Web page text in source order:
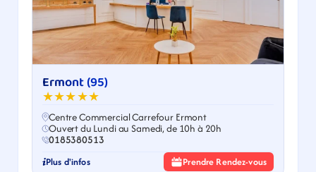
Ermont (95)
★★★★★
Centre Commercial Carrefour Ermont
Ouvert du Lundi au Samedi, de 10h à 20h
0185380513
Plus d'infos Prendre Rendez-vous